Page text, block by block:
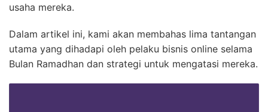
usaha mereka.
Dalam artikel ini, kami akan membahas lima tantangan
utama yang dihadapi oleh pelaku bisnis online selama
Bulan Ramadhan dan strategi untuk mengatasi mereka.